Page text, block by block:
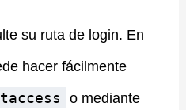
su ruta de login. En
hacer fácilmente
o mediante